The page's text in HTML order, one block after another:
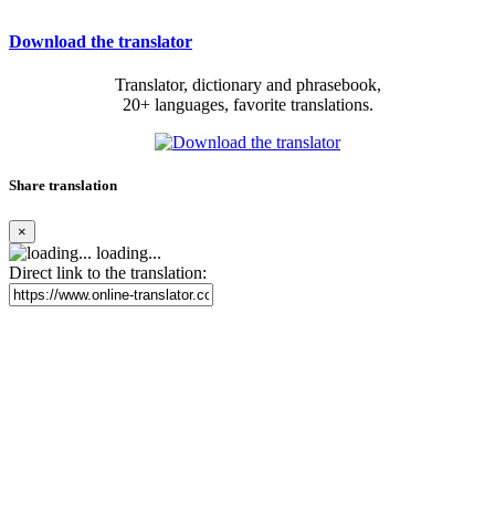
Download the translator
Translator, dictionary and phrasebook,
20+ languages, favorite translations.
Share translation
×
loading...
Direct link to the translation: